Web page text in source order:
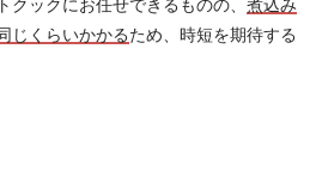
ックにお任せできるものの、 煮込み
じくらいかかるため、時短を期待する